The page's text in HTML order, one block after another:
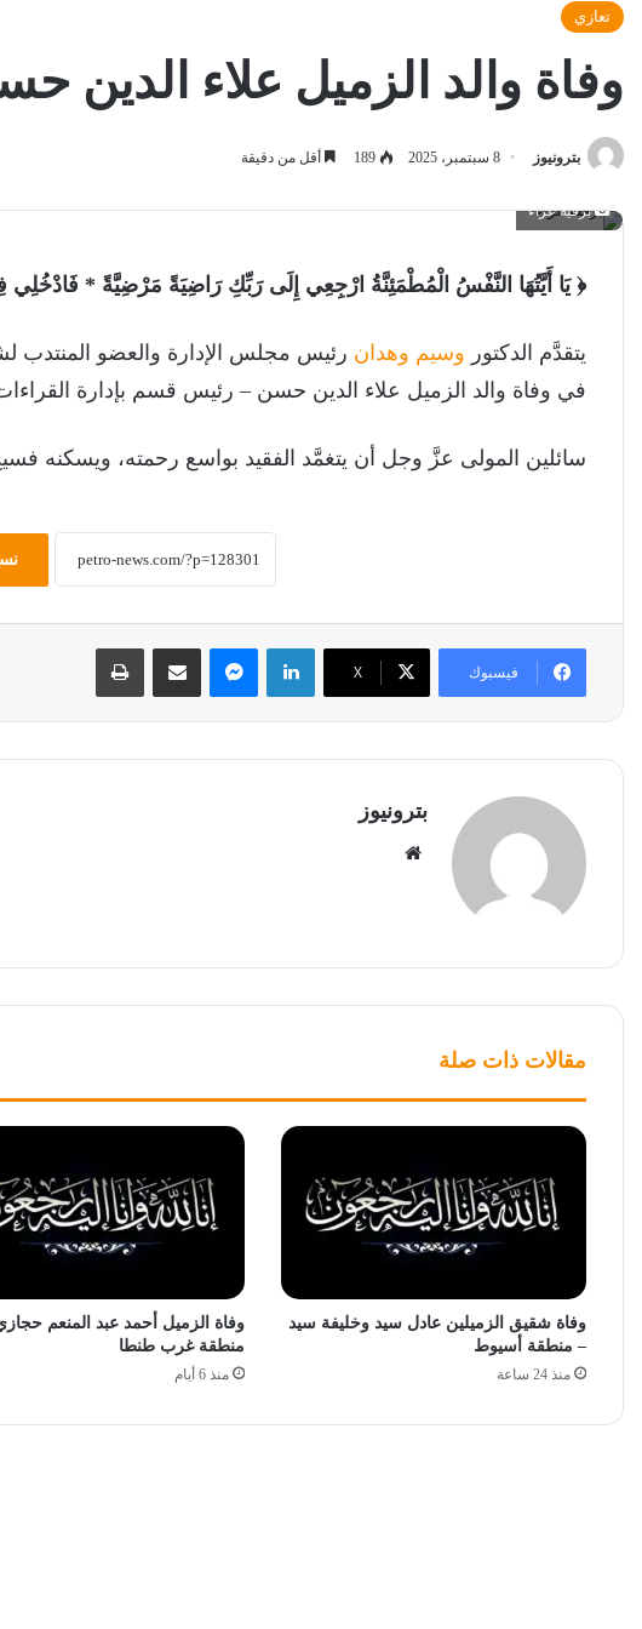
تعازي
وفاة والد الزميل علاء
بترونيوز 8 سبتمبر، 2025 189 أقل من دقيقة
برقية عزاء
﴿ يَا أَيَّتُهَا النَّفْسُ الْمُطْمَئِنَّةُ ارْجِعِي إِلَى رَبِّكِ رَاضِيَةً مَرْضِيَّةً *
يتقدَّم الدكتور وسيم وهدان رئيس مجلس الإدارة والعضو المنتدب
في وفاة والد الزميل علاء الدين حسن – رئيس قسم بإدارة
سائلين المولى عزَّ وجل أن يتغمَّد الفقيد بواسع رحمته، ويسكنه
فيسبوك ‫X
لينكدإن ماسنجر مشاركة عبر البريد طباعة
بترونيوز
مقالات ذات صلة
وفاة شقيق الزميلين عادل سيد وخليفة سيد
– منطقة أسيوط
منذ 24 ساعة
وفاة الزميل أحمد عبد المنعم
منطقة غرب طنطا
منذ 6 أيام